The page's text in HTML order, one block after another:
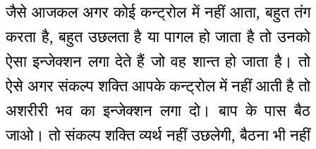
जैसे आजकल अगर कोई कन्ट्रोल में नहीं आता, बहुत तंग
करता है, बहुत उछलता है या पागल हो जाता है तो उनको
ऐसा इन्जेक्शन लगा देते हैं जो वह शान्त हो जाता है। तो
ऐसे अगर संकल्प शक्ति आपके कन्ट्रोल में नहीं आती है तो
अशरीरी भव का इन्जेक्शन लगा दो। बाप के पास बैठ
जाओ। तो संकल्प शक्ति व्यर्थ नहीं उछलेगी, बैठना भी नहीं